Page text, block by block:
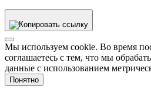
Мы используем cookie. Во время
соглашаетесь с тем, что мы
данные с использованием
Понятно